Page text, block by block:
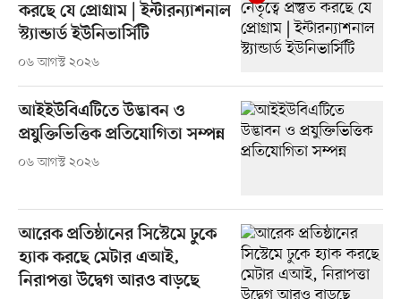
করছে যে প্রোগ্রাম | ইন্টারন্যাশনাল
স্ট্যান্ডার্ড ইউনিভার্সিটি
০৬ আগস্ট ২০২৬
আইইউবিএটিতে উদ্ভাবন ও
প্রযুক্তিভিত্তিক প্রতিযোগিতা সম্পন্ন
০৬ আগস্ট ২০২৬
আরেক প্রতিষ্ঠানের সিস্টেমে ঢুকে
হ্যাক করছে মেটার এআই,
নিরাপত্তা উদ্বেগ আরও বাড়ছে